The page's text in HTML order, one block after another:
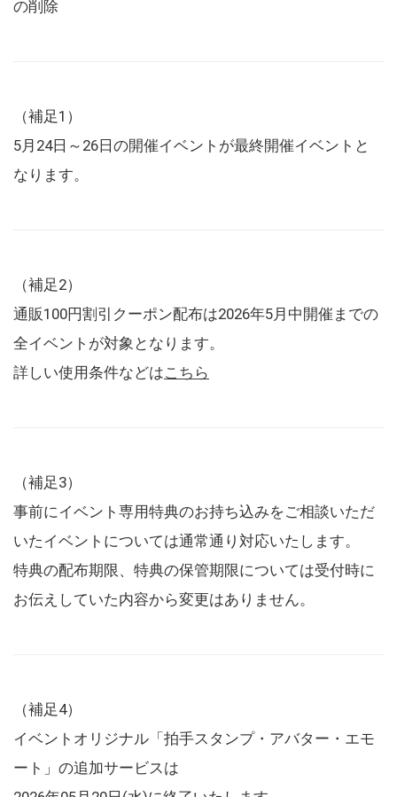
の削除
（補足1）
5月24日～26日の開催イベントが最終開催イベントと
なります。
（補足2）
通販100円割引クーポン配布は2026年5月中開催までの
全イベントが対象となります。
詳しい使用条件などはこちら
（補足3）
事前にイベント専用特典のお持ち込みをご相談いただ
いたイベントについては通常通り対応いたします。
特典の配布期限、特典の保管期限については受付時に
お伝えしていた内容から変更はありません。
（補足4）
イベントオリジナル「拍手スタンプ・アバター・エモ
ート」の追加サービスは